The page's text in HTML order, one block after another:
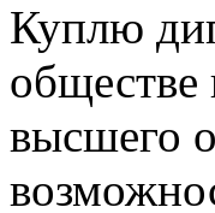
Куплю
обществе
высшего